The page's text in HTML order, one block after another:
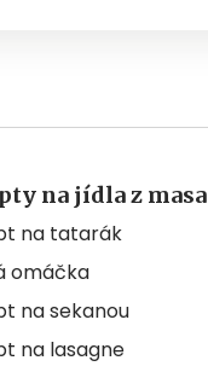
na jídla z masa
na tatarák
omáčka
na sekanou
na lasagne